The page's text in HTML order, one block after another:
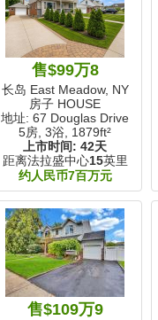
售$99万8
长岛 East Meadow, NY
房子 HOUSE
地址: 67 Douglas Drive
5房, 3浴, 1879ft²
上市时间:42天
距离法拉盛中心15英里
约人民币7百万元
售$109万9